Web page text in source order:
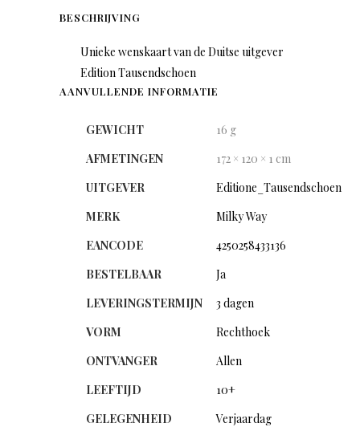
BESCHRIJVING
Unieke wenskaart van de Duitse uitgever
Edition Tausendschoen
AANVULLENDE INFORMATIE
GEWICHT
16 g
AFMETINGEN
172 × 120 × 1 cm
UITGEVER
Editione_Tausendschoen
MERK
Milky Way
EANCODE
4250258433136
BESTELBAAR
Ja
LEVERINGSTERMIJN
3 dagen
VORM
Rechthoek
ONTVANGER
Allen
LEEFTIJD
10+
GELEGENHEID
Verjaardag